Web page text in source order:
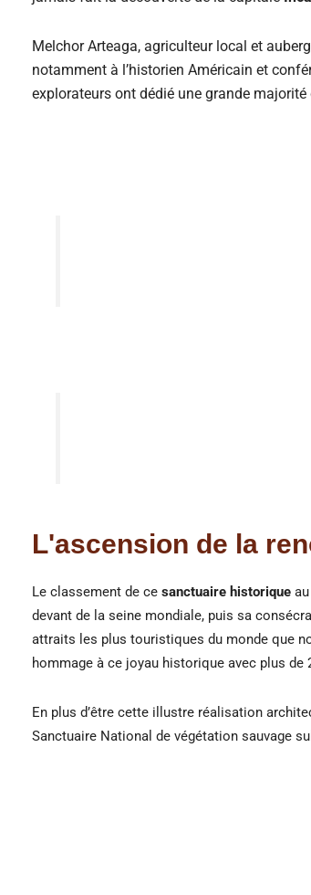
Melchor Arteaga, agriculteur local et
notamment à l’historien Américain et
explorateurs ont dédié une grande
Photos de
L'ascension de la
Le classement de ce sanctuaire historique au
devant de la seine mondiale, puis sa
attraits les plus touristiques du monde que
hommage à ce joyau historique avec plus de
En plus d’être cette illustre réalisation
Sanctuaire National de végétation sauvage